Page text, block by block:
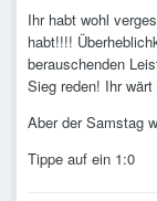
Ihr habt wohl
habt!!!!
berauschenden
Sieg reden! Ihr
Aber der Samstag
Tippe auf ein 1:0